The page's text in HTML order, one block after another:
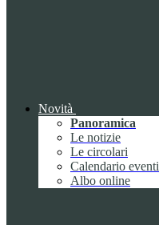
Novità
Panoramica
Le notizie
Le circolari
Calendario eventi
Albo online